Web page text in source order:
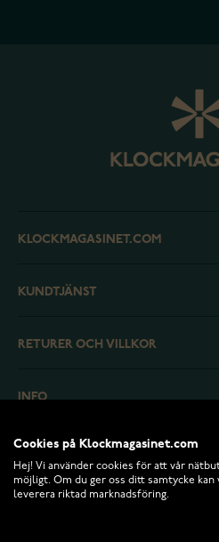
KLOCKMAGASINET.COM
KUNDTJÄNST
RETURER OCH VILLKOR
INFO
Cookies på Klockmagasinet.com
Hej! Vi använder cookies för att vår
möjligt. Om du ger oss ditt samtycke kan
leverera riktad marknadsföring.